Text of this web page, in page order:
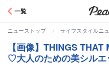
一覧
ニューストップ > ライフスタイルニ
【画像】THINGS
♡大人のための美シルエ